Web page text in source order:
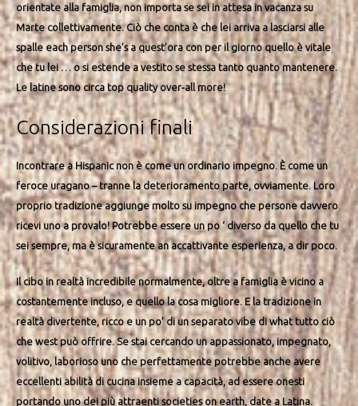
orientate alla famiglia, non importa se sei in attesa in vacanza su
Marte collettivamente. Ciò che conta è che lei arriva a lasciarsi alle
spalle each person she’s a quest’ora con per il giorno quello è vitale
che tu lei … o si estende a vestito se stessa tanto quanto mantenere.
Le latine sono circa top quality over-all more!
Considerazioni finali
Incontrare a Hispanic non è come un ordinario impegno. È come un
feroce uragano – tranne la deterioramento parte, ovviamente. Loro
proprio tradizione aggiunge molto su impegno che persone davvero
ricevi uno a provalo! Potrebbe essere un po ‘ diverso da quello che tu
sei sempre, ma è sicuramente an accattivante esperienza, a dir poco.
Il cibo in realtà incredibile normalmente, oltre a famiglia è vicino a
costantemente incluso, e quello la cosa migliore. E la tradizione in
realtà divertente, ricco e un po’ di un separato vibe di what tutto ciò
che west può offrire. Se stai cercando un appassionato, impegnato,
volitivo, laborioso uno che perfettamente potrebbe anche avere
eccellenti abilità di cucina insieme a capacità, ad essere onesti
portando uno dei più attraenti societies on earth, date a Latina.